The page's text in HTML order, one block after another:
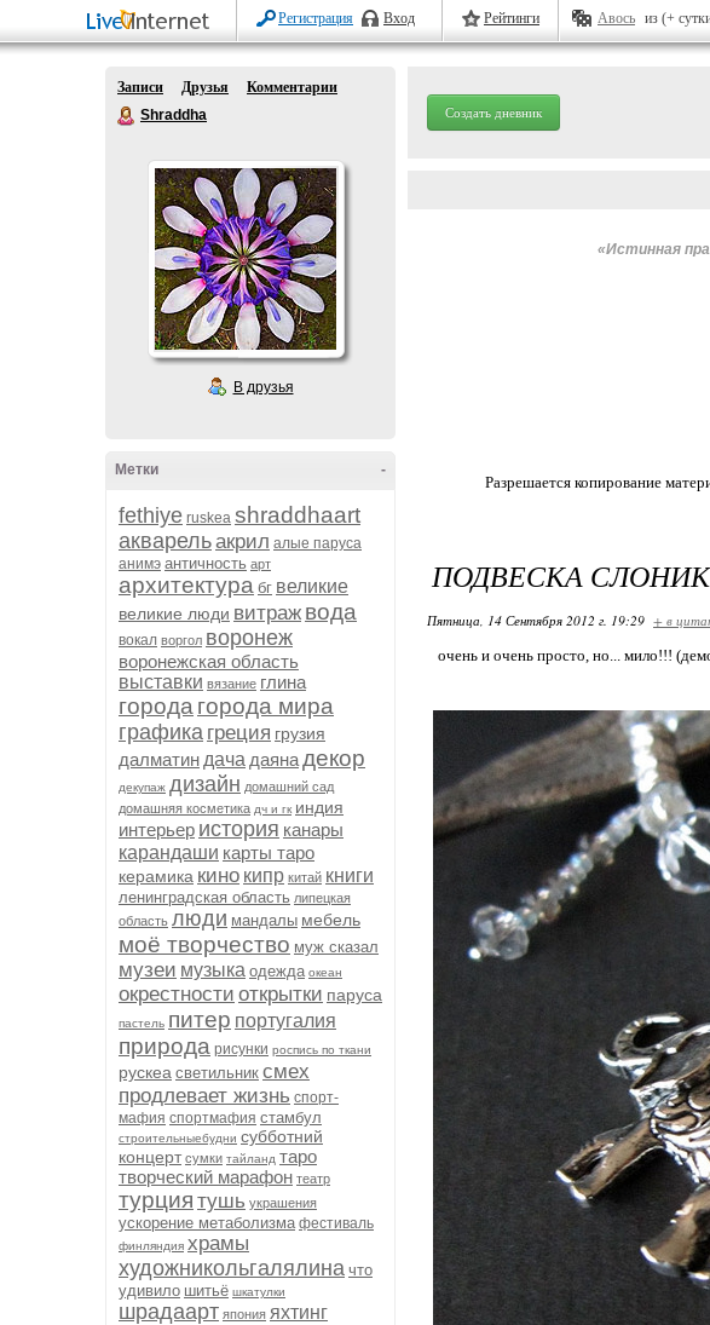
Регистрация Вход Рейтинги Авось из (+
Записи Друзья
Комментарии
Shraddha
В друзья
-
Метки
fethiye ruskea shraddhaart
акварельакрил алые паруса
анимэ античность арт
архитектура бг великие
великие люди витраж вода
вокал воргол воронеж
воронежская область
выставки вязание глина
города города мира
графика греция грузия
далматин дача даянадекор
декупаж дизайн домашний сад
домашняя косметика дч и гк индия
интерьер история канары
карандаши карты таро
керамика кино кипр китай книги
ленинградская область липецкая
область люди мандалы мебель
моё творчество муж сказал
музеи музыка одежда океан
окрестности открытки паруса
пастель питер португалия
природа рисунки роспись по ткани
рускеа светильник смех
продлевает жизнь спорт-
мафия спортмафия стамбул
строительныебудни субботний
концерт сумки тайланд таро
творческий марафон театр
турция тушь украшения
ускорение метаболизма фестиваль
финляндия храмы
художникольгалялина что
удивило шитьё шкатулки
шрадаарт япония яхтинг
Создать дневник
«Истинная
Разрешается копирование
ПОДВЕСКА СЛОНИК
Пятница, 14 Сентября 2012 г. 19:29 + в
очень и очень просто, но... мило!!!